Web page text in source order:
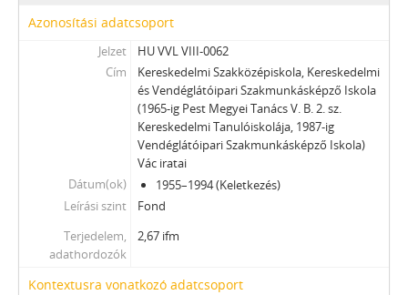
[Fond] 0701 - Vác Város Levéltárának iratai, 1981–2006
[Fond] 0703 - Váci Értéktár - Közérdekű Muzeális Gyűjtemény, 2009–2011
[Fond] 0731 - Madách Imre Művelődési Központ iratai, 1967-1999
[Fond] 0741 - Hajós Alfréd Ifjúsági Centrum (1958-ig Váci Úttörő Technikai Állomás, 1989-ig Hajós Alfréd Úttörőház) iratai, 1956–1990
[Fond] 0751 - A Vác Városi Tanács V. B. Családi és Társadalmi Eseményeket Rendező Intézet iratai, 1960–1994
[Fond] 0801 - Vác Város Kórházának (1950-ig Vác Város Magánkórházának) iratai, 1911–1953
[Fond] 0802 - Vác Város Önkormányzata Egészségügyi Alapellátásának iratai, 1991–1997
[Fond] 0811 - Vác Városi Tanács V. B. Egyesített Szociális Intézmény (1978-ig Vác Városi Tanács V. B. I. sz. Szociális Otthon, 1984-ig Vác Városi Tanács V. B. I. sz. Szociális Otthon és Városi Gondozási Központ) iratai, 1948–1990
[Fond] 0851 - Vác városi területi bölcsődék iratainak levéltári gyűjteménye, 1964–2003
[Fond] 0901 - Vác Városi Tanács V. B. Családsegítő Központ iratai, 1973–1991
[Fond] 0951 - Vác Város Sportcsarnokának iratai, 1996–2002
[Fond] 0952 - Vác Város Sportintézményeinek iratai, 1994–2010
Azonosítási adatcsoport
Jelzet
HU VVL VIII-0062
Cím
Kereskedelmi Szakközépiskola, Kereskedelmi
és Vendéglátóipari Szakmunkásképző Iskola
(1965-ig Pest Megyei Tanács V. B. 2. sz.
Kereskedelmi Tanulóiskolája, 1987-ig
Vendéglátóipari Szakmunkásképző Iskola)
Vác iratai
Dátum(ok)
1955–1994 (Keletkezés)
Leírási szint
Fond
Terjedelem,
adathordozók
2,67 ifm
Kontextusra vonatkozó adatcsoport